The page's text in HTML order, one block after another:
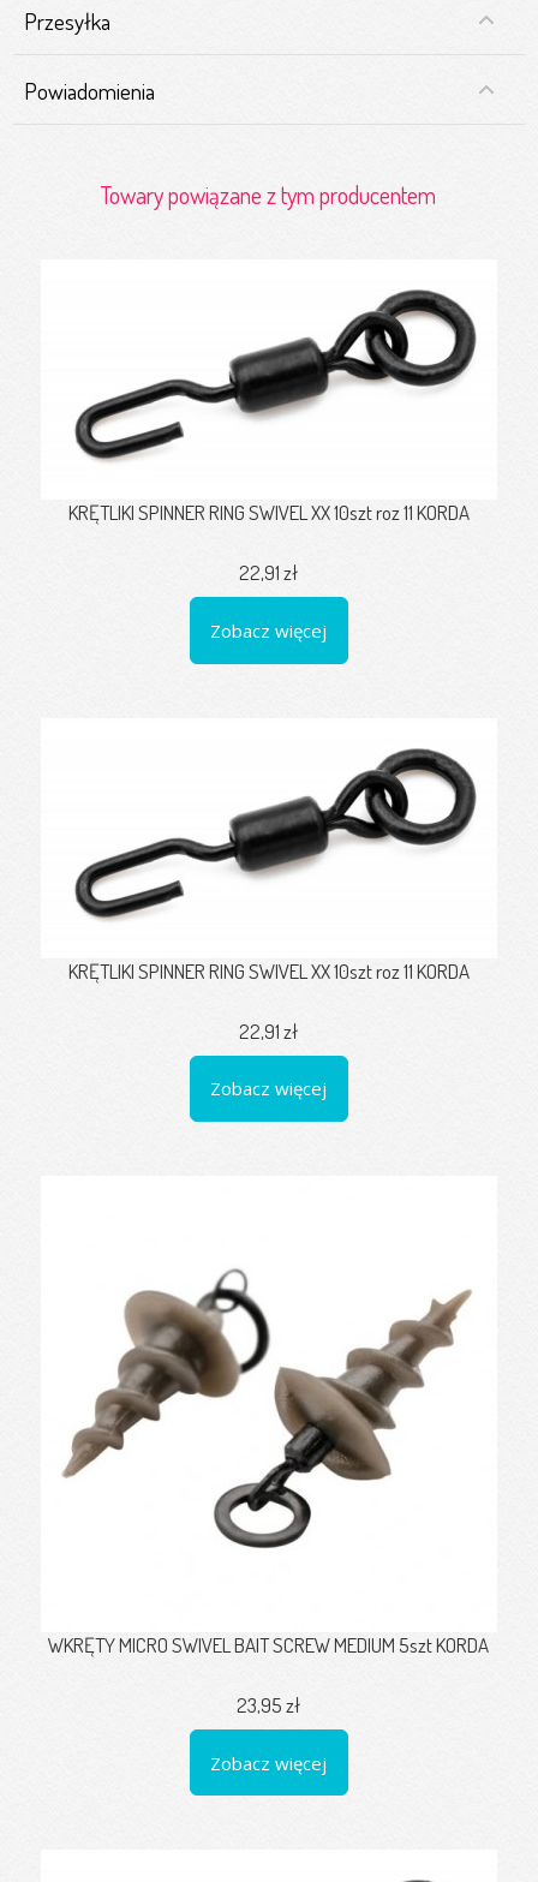
Przesyłka
Powiadomienia
Towary powiązane z tym producentem
KRĘTLIKI SPINNER RING SWIVEL XX 10szt roz 11 KORDA
22,91 zł
Zobacz więcej
KRĘTLIKI SPINNER RING SWIVEL XX 10szt roz 11 KORDA
22,91 zł
Zobacz więcej
WKRĘTY MICRO SWIVEL BAIT SCREW MEDIUM 5szt KORDA
23,95 zł
Zobacz więcej